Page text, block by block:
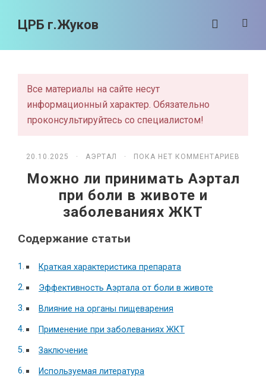
ЦРБ г.Жуков
Все материалы на сайте несут
информационный характер. Обязательно
проконсультируйтесь со специалистом!
20.10.2025 · АЭРТАЛ · ПОКА НЕТ КОММЕНТАРИЕВ
Можно ли принимать Аэртал
при боли в животе и
заболеваниях ЖКТ
Содержание статьи
Краткая характеристика препарата
Эффективность Аэртала от боли в животе
Влияние на органы пищеварения
Применение при заболеваниях ЖКТ
Заключение
Используемая литература